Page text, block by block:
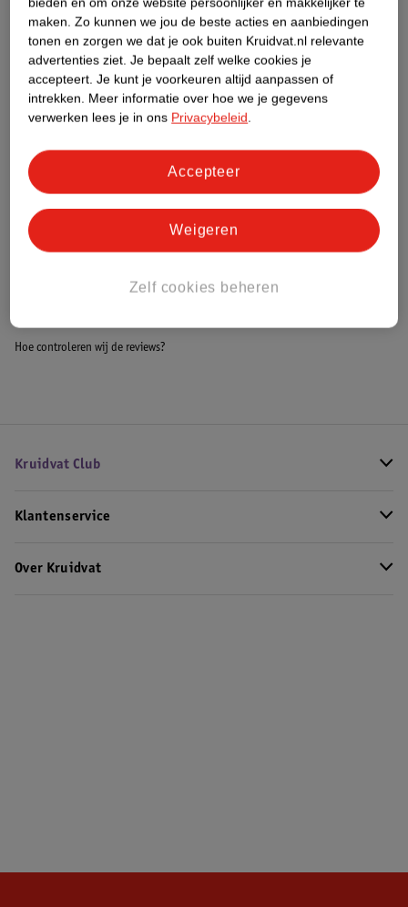
Nature Impact Score
Dit product heeft (nog) geen Nature
Impact Score.
Meer informatie
Bestel & Bezorginformatie
Hoe controleren wij de reviews?
Kruidvat Club
Klantenservice
Over Kruidvat
maken. Zo kunnen we jou de beste acties en aanbiedingen
tonen en zorgen we dat je ook buiten Kruidvat.nl relevante
advertenties ziet. Je bepaalt zelf welke cookies je
accepteert. Je kunt je voorkeuren altijd aanpassen of
intrekken. Meer informatie over hoe we je gegevens
verwerken lees je in ons Privacybeleid.
Zelf cookies beheren
Weigeren
Accepteer